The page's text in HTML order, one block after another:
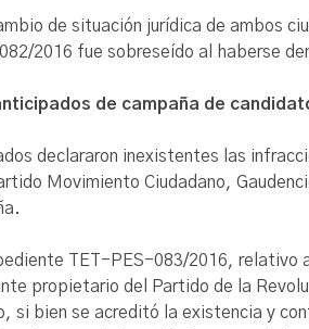
de situación jurídica de ambos
2016 fue sobreseído al haberse
de campaña de
declararon inexistentes las
Movimiento Ciudadano,
TET-PES-083/2016, relativo
propietario del Partido de la
si bien se acreditó la existencia y